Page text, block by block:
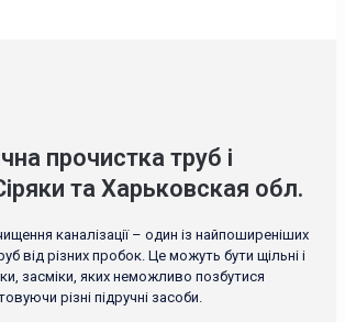
прочистка труб і
та Харьковская обл.
каналізації – один із найпоширеніших
від різних пробок. Це можуть бути щільні і
засміки, яких неможливо позбутися
різні підручні засоби.